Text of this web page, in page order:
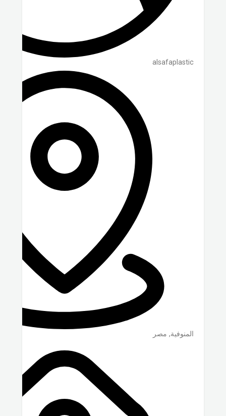
alsafaplastic
المنوفية, مصر